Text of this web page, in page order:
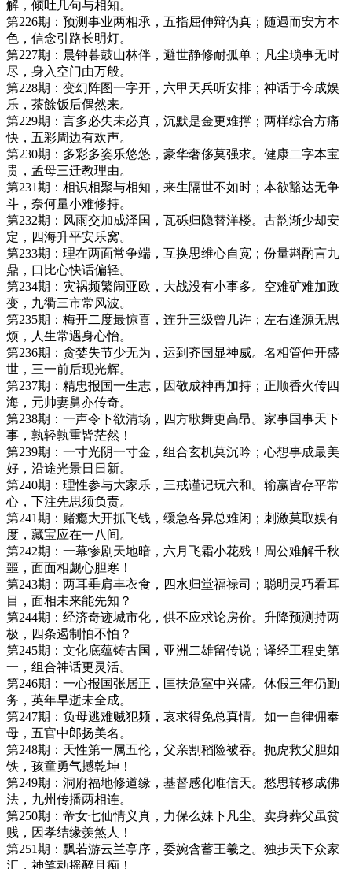
解，倾吐几句与相知。
第226期：预测事业两相承，五指屈伸辩伪真；随遇而安方本
色，信念引路长明灯。
第227期：晨钟暮鼓山林伴，避世静修耐孤单；凡尘琐事无时
尽，身入空门由万般。
第228期：变幻阵图一字开，六甲天兵听安排；神话于今成娱
乐，茶餘饭后偶然来。
第229期：言多必失未必真，沉默是金更难撑；两样综合方痛
快，五彩周边有欢声。
第230期：多彩多姿乐悠悠，豪华奢侈莫强求。健康二字本宝
贵，孟母三迁教理由。
第231期：相识相聚与相知，来生隔世不如时；本欲豁达无争
斗，奈何量小难修持。
第232期：风雨交加成泽国，瓦砾归隐替洋楼。古韵渐少却安
定，四海升平安乐窝。
第233期：理在两面常争端，互换思维心自宽；份量斟酌言九
鼎，口比心快话偏轻。
第234期：灾祸频繁闹亚欧，大战没有小事多。空难矿难加政
变，九衢三市常风波。
第235期：梅开二度最惊喜，连升三级曾几许；左右逢源无思
烦，人生常遇身心怡。
第236期：贪婪失节少无为，运到齐国显神威。名相管仲开盛
世，三一前后现光辉。
第237期：精忠报国一生志，因敬成神再加持；正顺香火传四
海，元帅妻舅亦传奇。
第238期：一声令下欲清场，四方歌舞更高昂。家事国事天下
事，孰轻孰重皆茫然！
第239期：一寸光阴一寸金，组合玄机莫沉吟；心想事成最美
好，沿途光景日日新。
第240期：理性参与大家乐，三戒谨记玩六和。输赢皆存平常
心，下注先思须负责。
第241期：赌瘾大开抓飞钱，缓急各异总难闲；刺激莫取娱有
度，藏宝应在一八间。
第242期：一幕惨剧天地暗，六月飞霜小花残！周公难解千秋
噩，面面相觑心胆寒！
第243期：两耳垂肩丰衣食，四水归堂福禄司；聪明灵巧看耳
目，面相未来能先知？
第244期：经济奇迹城市化，供不应求论房价。升降预测持两
极，四条遏制怕不怕？
第245期：文化底蕴铸古国，亚洲二雄留传说；译经工程史第
一，组合神话更灵活。
第246期：一心报国张居正，匡扶危室中兴盛。休假三年仍勤
务，英年早逝未全成。
第247期：负母逃难贼犯频，哀求得免总真情。如一自律佣奉
母，五官中郎扬美名。
第248期：天性第一属五伦，父亲割稻险被吞。扼虎救父胆如
铁，孩童勇气撼乾坤！
第249期：洞府福地修道缘，基督感化唯信天。愁思转移成佛
法，九州传播两相连。
第250期：帝女七仙情义真，力保么妹下凡尘。卖身葬父虽贫
贱，因孝结缘羡煞人！
第251期：飘若游云兰亭序，委婉含蓄王羲之。独步天下众家
汇，神笔动摇醉且痴！